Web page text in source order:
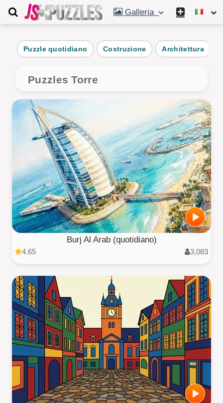
Galleria
Puzzle quotidiano Costruzione Architettura
Puzzles Torre
Burj Al Arab (quotidiano)
4.65 3,083